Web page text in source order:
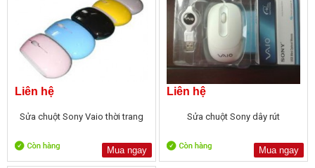
Liên hệ
Sửa chuột Sony Vaio thời trang
Mua ngay
Liên hệ
Sửa chuột Sony dây rút
Mua ngay